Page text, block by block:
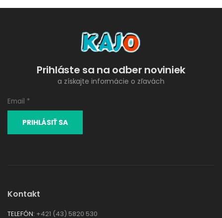
Prihláste sa na odber noviniek
a získajte informácie o zľavách
Kontakt
TELEFÓN: +421 (43) 5820 530